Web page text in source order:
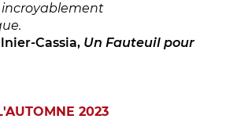
& places à l’unité
Cassia, Un Fauteuil pour
2023